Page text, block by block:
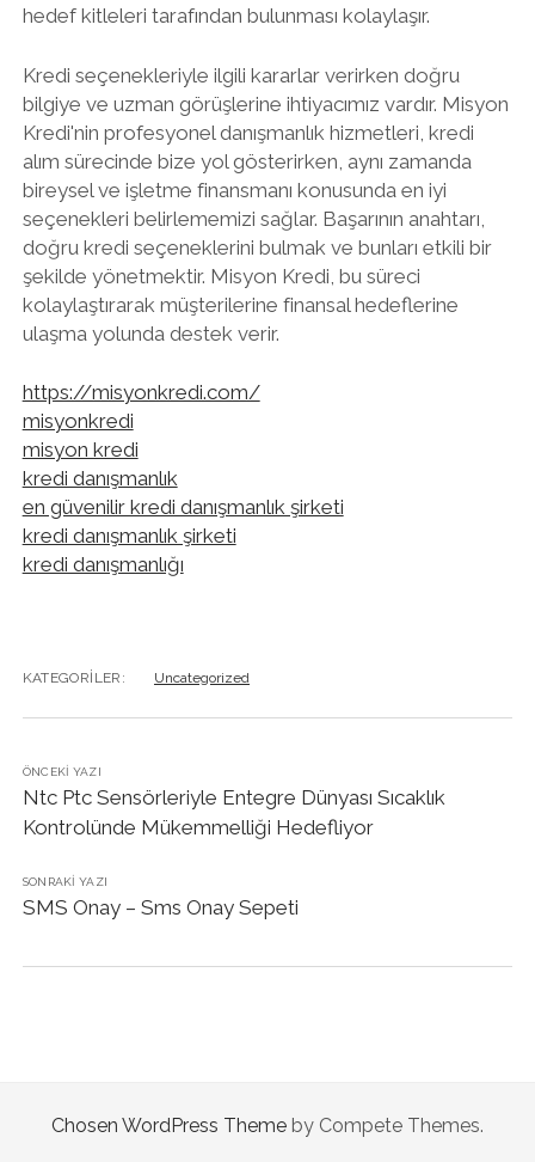
hedef kitleleri tarafından bulunması kolaylaşır.
Kredi seçenekleriyle ilgili kararlar verirken doğru
bilgiye ve uzman görüşlerine ihtiyacımız vardır. Misyon
Kredi'nin profesyonel danışmanlık hizmetleri, kredi
alım sürecinde bize yol gösterirken, aynı zamanda
bireysel ve işletme finansmanı konusunda en iyi
seçenekleri belirlememizi sağlar. Başarının anahtarı,
doğru kredi seçeneklerini bulmak ve bunları etkili bir
şekilde yönetmektir. Misyon Kredi, bu süreci
kolaylaştırarak müşterilerine finansal hedeflerine
ulaşma yolunda destek verir.
https://misyonkredi.com/
misyonkredi
misyon kredi
kredi danışmanlık
en güvenilir kredi danışmanlık şirketi
kredi danışmanlık şirketi
kredi danışmanlığı
KATEGORILER: Uncategorized
ÖNCEKI YAZI
Ntc Ptc Sensörleriyle Entegre Dünyası Sıcaklık
Kontrolünde Mükemmelliği Hedefliyor
SONRAKI YAZI
SMS Onay – Sms Onay Sepeti
Chosen WordPress Theme by Compete Themes.